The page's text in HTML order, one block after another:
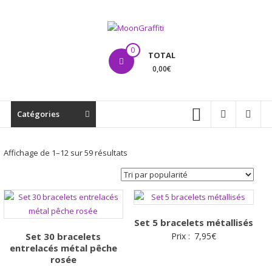
MoonGraffiti 0 TOTAL
0,00€
Catégories
Affichage de 1–12 sur 59 résultatsTrié
par
popularité
Set 30 bracelets
entrelacés métal pêche
rosée
Set 5 bracelets métallisés
Prix : 7,95€